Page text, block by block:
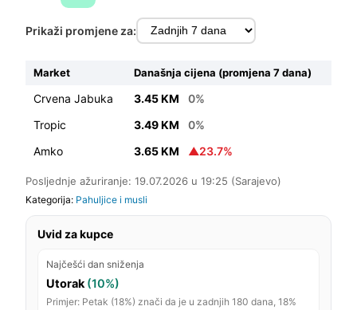
Prikaži promjene za:
Market Današnja cijena (promjena 7 dana)
Crvena Jabuka 3.45 KM
0%
Tropic
3.49 KM
0%
Amko
3.65 KM ▲23.7%
Posljednje ažuriranje: 19.07.2026 u 19:25 (Sarajevo)
Kategorija: Pahuljice i musli
Uvid za kupce
Najčešći dan sniženja
Utorak (10%)
Primjer: Petak (18%) znači da je u zadnjih 180 dana, 18%